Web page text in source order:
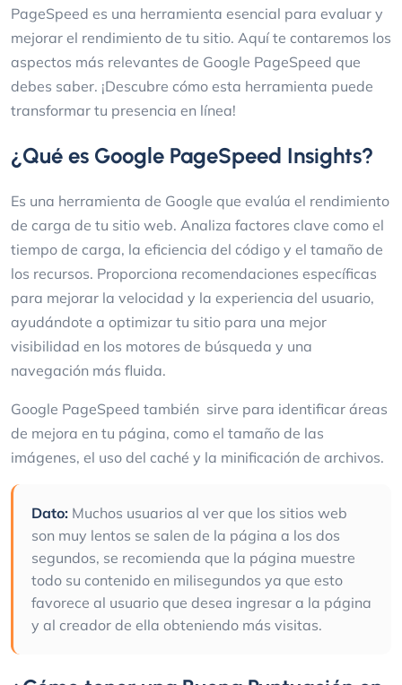
PageSpeed es una herramienta esencial para evaluar y
mejorar el rendimiento de tu sitio. Aquí te contaremos los
aspectos más relevantes de Google PageSpeed que
debes saber. ¡Descubre cómo esta herramienta puede
transformar tu presencia en línea!
¿Qué es Google PageSpeed Insights?
Es una herramienta de Google que evalúa el rendimiento
de carga de tu sitio web. Analiza factores clave como el
tiempo de carga, la eficiencia del código y el tamaño de
los recursos. Proporciona recomendaciones específicas
para mejorar la velocidad y la experiencia del usuario,
ayudándote a optimizar tu sitio para una mejor
visibilidad en los motores de búsqueda y una
navegación más fluida.
Google PageSpeed también sirve para identificar áreas
de mejora en tu página, como el tamaño de las
imágenes, el uso del caché y la minificación de archivos.
Dato: Muchos usuarios al ver que los sitios web
son muy lentos se salen de la página a los dos
segundos, se recomienda que la página muestre
todo su contenido en milisegundos ya que esto
favorece al usuario que desea ingresar a la página
y al creador de ella obteniendo más visitas.